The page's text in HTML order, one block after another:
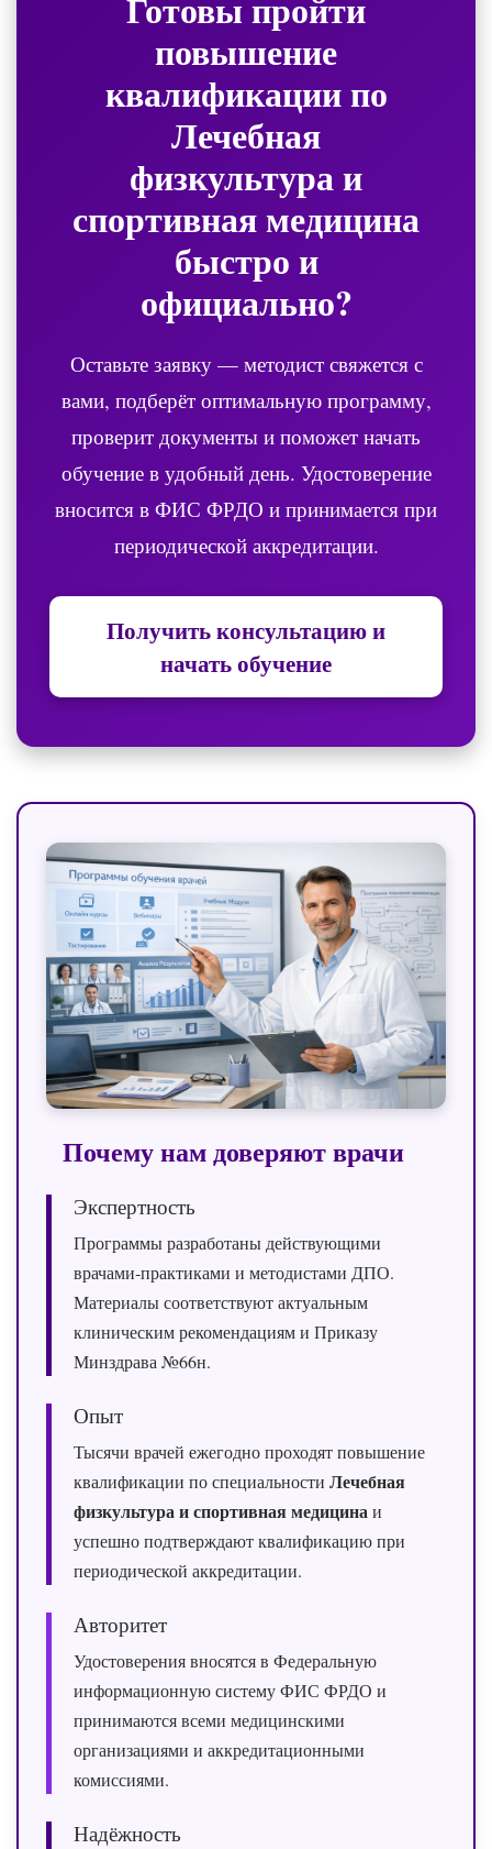
повышение
квалификации по
Лечебная
физкультура и
спортивная медицина
быстро и
официально?
Оставьте заявку — методист свяжется с
вами, подберёт оптимальную программу,
проверит документы и поможет начать
обучение в удобный день. Удостоверение
вносится в ФИС ФРДО и принимается при
периодической аккредитации.
Получить консультацию и
начать обучение
Почему нам доверяют врачи
Экспертность
Программы разработаны действующими
врачами‑практиками и методистами ДПО.
Материалы соответствуют актуальным
клиническим рекомендациям и Приказу
Минздрава №66н.
Опыт
Тысячи врачей ежегодно проходят повышение
квалификации по специальности Лечебная
физкультура и спортивная медицинаи
успешно подтверждают квалификацию при
периодической аккредитации.
Авторитет
Удостоверения вносятся в Федеральную
информационную систему ФИС ФРДО и
принимаются всеми медицинскими
организациями и аккредитационными
комиссиями.
Надёжность